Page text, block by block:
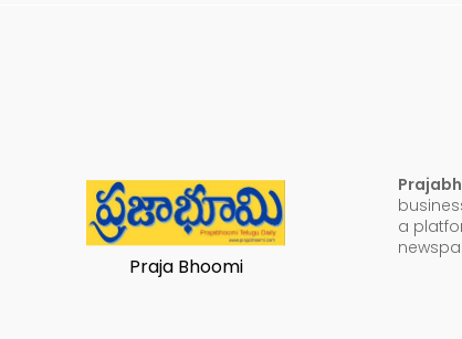
Praja Bhoomi
a